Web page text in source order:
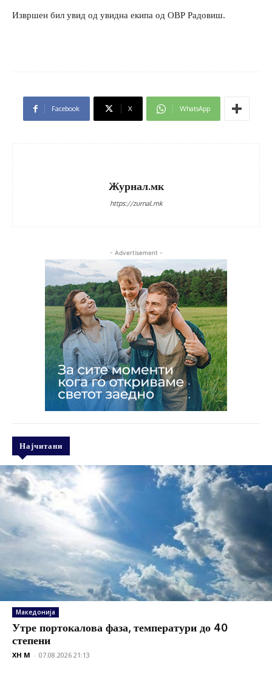
Извршен бил увид од увидна екипа од ОВР Радовиш.
Facebook X WhatsApp
Журнал.мк
https://zurnal.mk
- Advertisement -
Најчитани
Македонија
Утре портокалова фаза, температури до 40
степени
XH M - 07.08.2026 21:13